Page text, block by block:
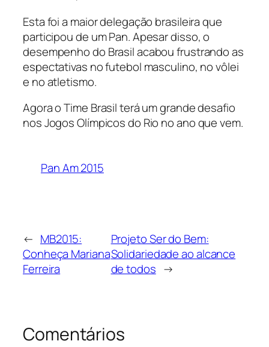
Esta foi a maior delegação brasileira que
participou de um Pan. Apesar disso, o
desempenho do Brasil acabou frustrando as
espectativas no futebol masculino, no vôlei
e no atletismo.
Agora o Time Brasil terá um grande desafio
nos Jogos Olímpicos do Rio no ano que vem.
Pan Am 2015
← MB2015:
Conheça Mariana
Ferreira
Projeto Ser do Bem:
Solidariedade ao alcance
de todos →
Comentários